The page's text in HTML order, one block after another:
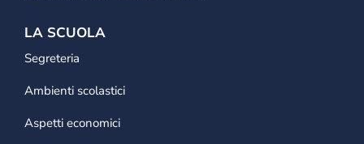
LA SCUOLA
Segreteria
Ambienti scolastici
Aspetti economici